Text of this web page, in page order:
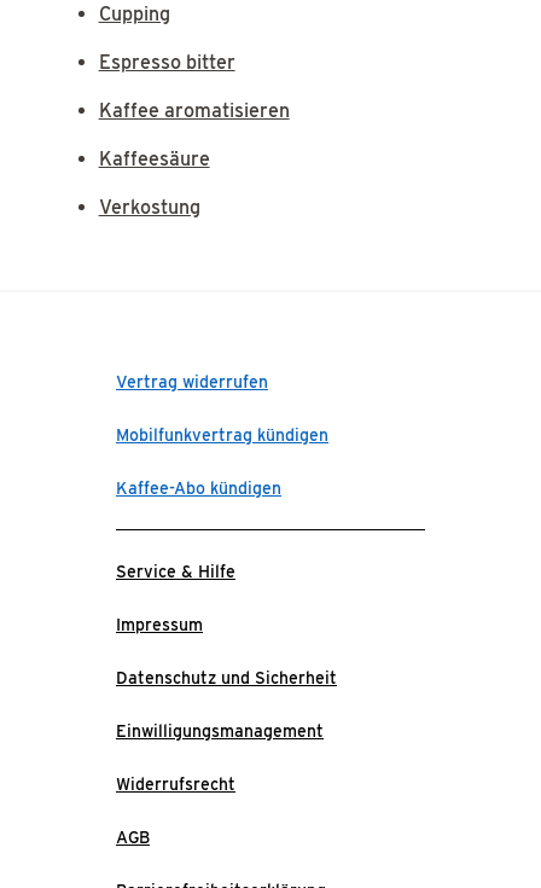
Cupping
Espresso bitter
Kaffee aromatisieren
Kaffeesäure
Verkostung
Vertrag widerrufen
Mobilfunkvertrag kündigen
Kaffee-Abo kündigen
Service & Hilfe
Impressum
Datenschutz und Sicherheit
Einwilligungsmanagement
Widerrufsrecht
AGB